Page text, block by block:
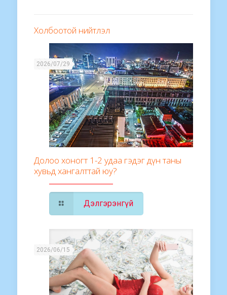
Холбоотой нийтлэл
2026/07/29
Долоо хоногт 1-2 удаа гэдэг дүн таны
хувьд хангалттай юу?
Дэлгэрэнгүй
2026/06/15